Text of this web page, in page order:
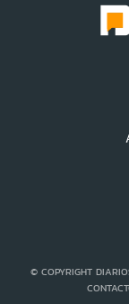
© COPYRIGHT